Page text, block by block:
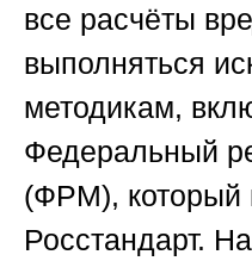
все расчёты
выполняться
методикам,
Федеральный
(ФРМ), который
Росстандарт.